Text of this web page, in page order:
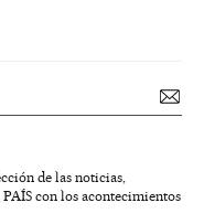
de las noticias,
con los acontecimientos